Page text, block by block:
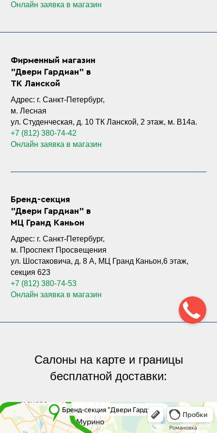
Онлайн заявка в магазин
Фирменный магазин
"Двери Гардиан" в
ТК Ланской
Адрес: г. Санкт-Петербург,
м. Лесная
ул. Студенческая, д. 10 ТК Ланской, 2 этаж, м. B14а.
+7 (812) 380-74-42
Онлайн заявка в магазин
Бренд-секция
"Двери Гардиан" в
МЦ Гранд Каньон
Адрес: г. Санкт-Петербург,
м. Проспект Просвещения
ул. Шостаковича, д. 8 А, МЦ Гранд Каньон,6 этаж,
секция 623
+7 (812) 380-74-53
Онлайн заявка в магазин
Салоны на карте и границы
бесплатной доставки:
Яндекс.Карты
Яндекс.Карты